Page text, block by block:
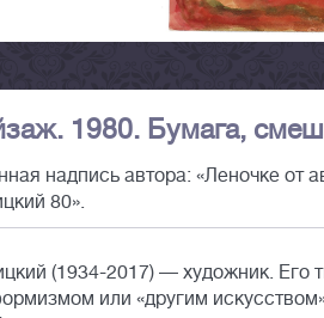
1980. Бумага,
надпись автора: «Леночке от
80».
(1934-2017) — художник. Его
или «другим